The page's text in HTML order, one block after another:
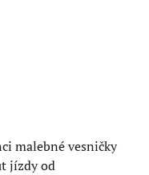
malebné vesničky
jízdy od